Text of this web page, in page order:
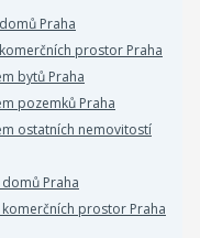
Praha
prostor Praha
bytů Praha
pozemků Praha
ostatních nemovitostí
Praha
prostor Praha